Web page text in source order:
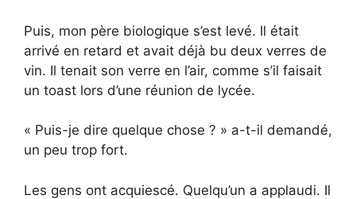
Puis, mon père biologique s’est levé. Il était
arrivé en retard et avait déjà bu deux verres de
vin. Il tenait son verre en l’air, comme s’il faisait
un toast lors d’une réunion de lycée.
« Puis-je dire quelque chose ? » a-t-il demandé,
un peu trop fort.
Les gens ont acquiescé. Quelqu’un a applaudi. Il